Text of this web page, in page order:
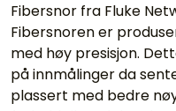
Fibersnor fra Fluke
Fibersnoren er
med høy presisjon.
på innmålinger da
plassert med bedre